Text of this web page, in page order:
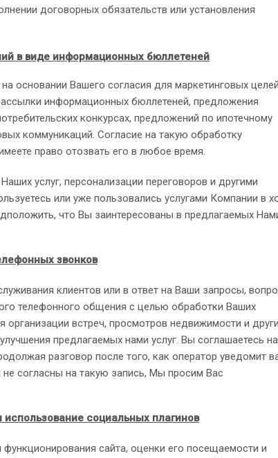
договорных обязательств или установления
в виде информационных бюллетеней
основании Вашего согласия для маркетинговых
информационных бюллетеней, предложения
конкурсах, предложений по ипотечному
коммуникаций. Согласие на такую обработку
право отозвать его в любое время.
услуг, персонализации переговоров и другими
или уже пользовались услугами Компании в
что Вы заинтересованы в предлагаемых
звонков
клиентов или в ответ на Ваши запросы,
телефонного общения с целью обработки Ваших
встреч, просмотров недвижимости и
предлагаемых нами услуг. Вы соглашаетесь на
разговор после того, как оператор уведомит
согласны на такую запись, Мы просим Вас
социальных плагинов
сайта, оценки его посещаемости и